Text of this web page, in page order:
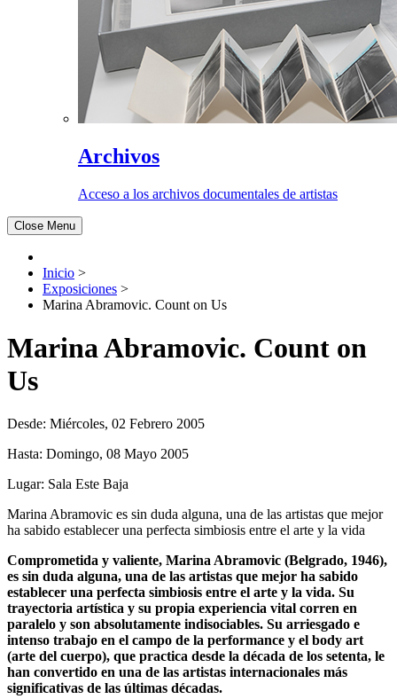
Archivos
Acceso a los archivos documentales de artistas
Close Menu
Inicio >
Exposiciones >
Marina Abramovic. Count on Us
Marina Abramovic. Count on
Us
Desde: Miércoles, 02 Febrero 2005
Hasta: Domingo, 08 Mayo 2005
Lugar: Sala Este Baja
Marina Abramovic es sin duda alguna, una de las artistas que mejor
ha sabido establecer una perfecta simbiosis entre el arte y la vida
Comprometida y valiente, Marina Abramovic (Belgrado, 1946),
es sin duda alguna, una de las artistas que mejor ha sabido
establecer una perfecta simbiosis entre el arte y la vida. Su
trayectoria artística y su propia experiencia vital corren en
paralelo y son absolutamente indisociables. Su arriesgado e
intenso trabajo en el campo de la performance y el body art
(arte del cuerpo), que practica desde la década de los setenta, le
han convertido en una de las artistas internacionales más
significativas de las últimas décadas.